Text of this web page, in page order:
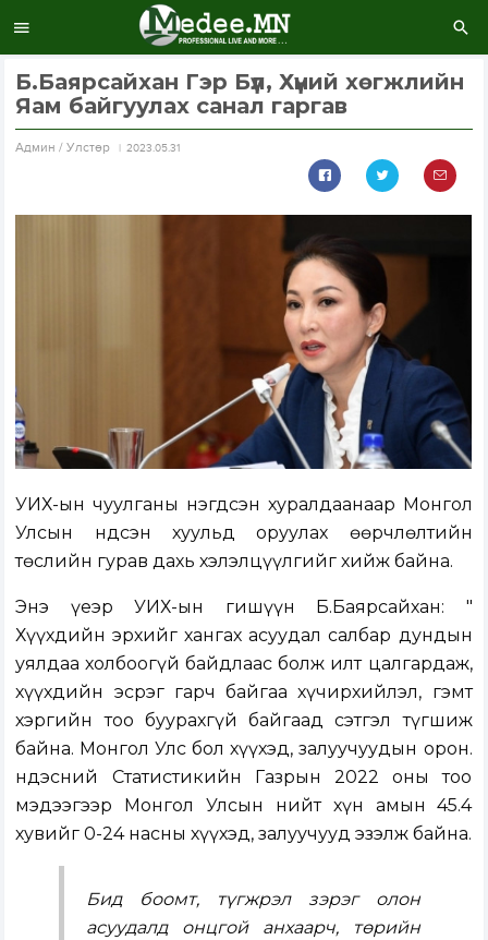
Б.Баярсайхан Гэр Бүл, Хүний хөгжлийн
Яам байгуулах санал гаргав
Aдмин / Улстөр 2023.05.31
УИХ-ын чуулганы нэгдсэн хуралдаанаар Монгол
Улсын Үндсэн хуульд оруулах өөрчлөлтийн
төслийн гурав дахь хэлэлцүүлгийг хийж байна.
Энэ үеэр УИХ-ын гишүүн Б.Баярсайхан: "
Хүүхдийн эрхийг хангах асуудал салбар дундын
уялдаа холбоогүй байдлаас болж илт цалгардаж,
хүүхдийн эсрэг гарч байгаа хүчирхийлэл, гэмт
хэргийн тоо буурахгүй байгаад сэтгэл түгшиж
байна. Монгол Улс бол хүүхэд, залуучуудын орон.
Үндэсний Статистикийн Газрын 2022 оны тоо
мэдээгээр Монгол Улсын нийт хүн амын 45.4
хувийг 0-24 насны хүүхэд, залуучууд эзэлж байна.
Бид боомт, түгжрэл зэрэг олон
асуудалд онцгой анхаарч, төрийн